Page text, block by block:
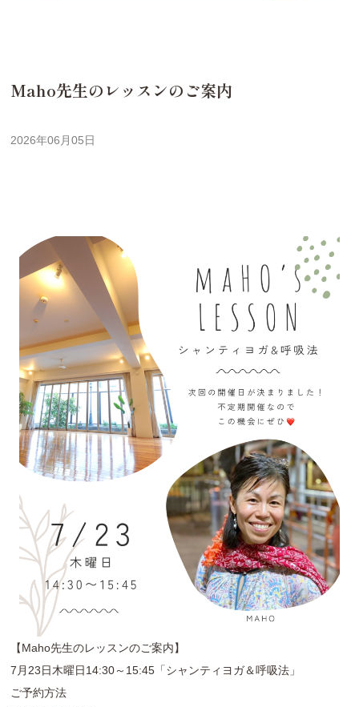
Maho先生のレッスンのご案内
2026年06月05日
【Maho先生のレッスンのご案内】
7月23日木曜日14:30～15:45「シャンティヨガ＆呼吸法」
ご予約方法